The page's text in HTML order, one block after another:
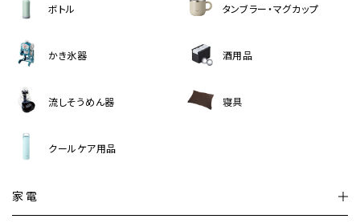
ボトル タンブラー・マグカップ
かき氷器 酒用品
流しそうめん器 寝具
クールケア用品
家電